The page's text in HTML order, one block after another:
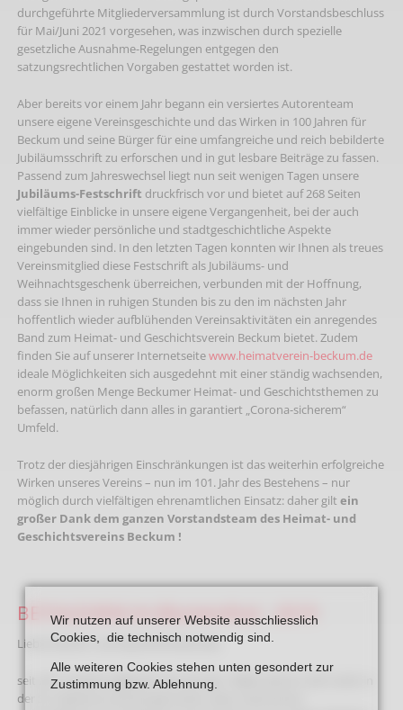
durchgeführte Mitgliederversammlung ist durch Vorstandsbeschluss
für Mai/Juni 2021 vorgesehen, was inzwischen durch spezielle
gesetzliche Ausnahme-Regelungen entgegen den
satzungsrechtlichen Vorgaben gestattet worden ist.
Aber bereits vor einem Jahr begann ein versiertes Autorenteam
unsere eigene Vereinsgeschichte und das Wirken in 100 Jahren für
Beckum und seine Bürger für eine umfangreiche und reich bebilderte
Jubiläumsschrift zu erforschen und in gut lesbare Beiträge zu fassen.
Passend zum Jahreswechsel liegt nun seit wenigen Tagen unsere
Jubiläums-Festschrift druckfrisch vor und bietet auf 268 Seiten
vielfältige Einblicke in unsere eigene Vergangenheit, bei der auch
immer wieder persönliche und stadtgeschichtliche Aspekte
eingebunden sind. In den letzten Tagen konnten wir Ihnen als treues
Vereinsmitglied diese Festschrift als Jubiläums- und
Weihnachtsgeschenk überreichen, verbunden mit der Hoffnung,
dass sie Ihnen in ruhigen Stunden bis zu den im nächsten Jahr
hoffentlich wieder aufblühenden Vereinsaktivitäten ein anregendes
Band zum Heimat- und Geschichtsverein Beckum bietet. Zudem
finden Sie auf unserer Internetseitewww.heimatverein-beckum.de
ideale Möglichkeiten sich ausgedehnt mit einer ständig wachsenden,
enorm großen Menge Beckumer Heimat- und Geschichtsthemen zu
befassen, natürlich dann alles in garantiert „Corona-sicherem“
Umfeld.
Trotz der diesjährigen Einschränkungen ist das weiterhin erfolgreiche
Wirken unseres Vereins – nun im 101. Jahr des Bestehens – nur
möglich durch vielfältigen ehrenamtlichen Einsatz: daher gilt ein
großer Dank dem ganzen Vorstandsteam des Heimat- und
Geschichtsvereins Beckum !
BETHLEHEM im Blumenthal - 2019
Liebe Heimat- und Geschichtsfreunde,
seit 2011 werden alljährlich die seit den 1980er Jahren nicht mehr in
der St.-Stephanus-Kirche genutzten alten imposanten
Wir nutzen auf unserer Website ausschliesslich
Cookies, die technisch notwendig sind.
Alle weiteren Cookies stehen unten gesondert zur
Zustimmung bzw. Ablehnung.